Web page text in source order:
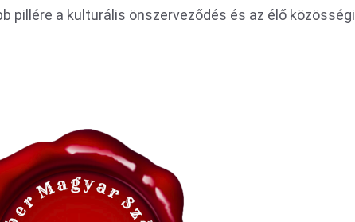
pillére a kulturális önszerveződés és az élő közösségi